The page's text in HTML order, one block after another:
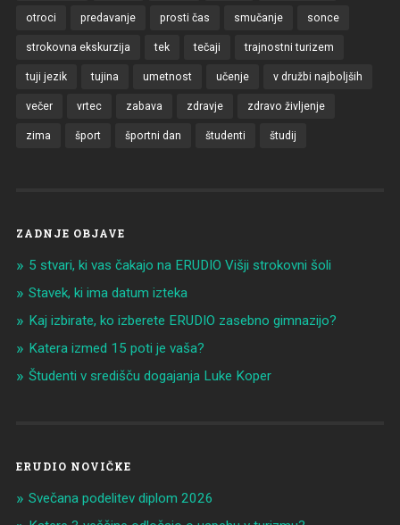
otroci predavanje prosti čas smučanje sonce
strokovna ekskurzija tek tečaji trajnostni turizem
tuji jezik tujina umetnost učenje v družbi najboljših
večer vrtec zabava zdravje zdravo življenje
zima šport športni dan študenti študij
ZADNJE OBJAVE
5 stvari, ki vas čakajo na ERUDIO Višji strokovni šoli
Stavek, ki ima datum izteka
Kaj izbirate, ko izberete ERUDIO zasebno gimnazijo?
Katera izmed 15 poti je vaša?
Študenti v središču dogajanja Luke Koper
ERUDIO NOVIČKE
Svečana podelitev diplom 2026